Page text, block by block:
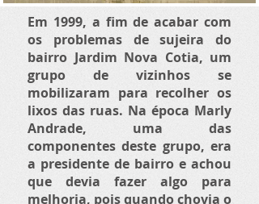
Em 1999, a fim de acabar com
os problemas de sujeira do
bairro Jardim Nova Cotia, um
grupo de vizinhos se
mobilizaram para recolher os
lixos das ruas. Na época Marly
Andrade, uma das
componentes deste grupo, era
a presidente de bairro e achou
que devia fazer algo para
melhoria, pois quando chovia o